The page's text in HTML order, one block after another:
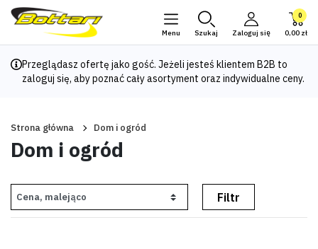
Menu Szukaj Zaloguj się
0
0,00 zł
Przeglądasz ofertę jako gość. Jeżeli jesteś klientem B2B to
zaloguj się, aby poznać cały asortyment oraz indywidualne ceny.
Strona główna Dom i ogród
Dom i ogród
Filtr